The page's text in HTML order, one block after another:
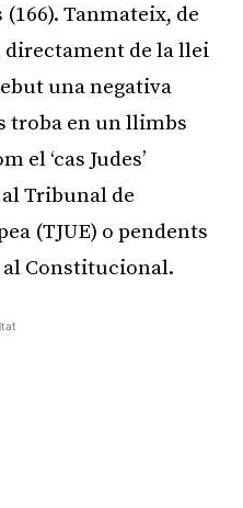
Tanmateix, de
directament de la llei
una negativa
troba en un llimbs
el ‘cas Judes’
Tribunal de
(TJUE) o pendents
al Constitucional.